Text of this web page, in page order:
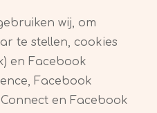
wij, om
te stellen, cookies
en Facebook
Facebook
en Facebook